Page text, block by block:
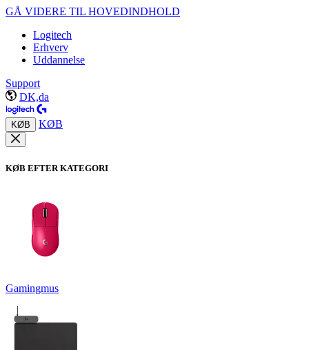
GÅ VIDERE TIL HOVEDINDHOLD
Logitech
Erhverv
Uddannelse
Support
DK,da
KØB KØB
KØB EFTER KATEGORI
Gamingmus